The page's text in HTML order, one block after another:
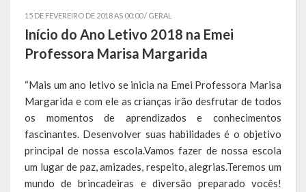
Administração
Administrações Anteriores
Secretarias
Estrutura e Competências
Educação e Cultura
Obras e Viação
15 DE FEVEREIRO DE 2018 AS 00:00 / GERAL
Início do Ano Letivo 2018 na Emei
Professora Marisa Margarida
“Mais um ano letivo se inicia na Emei Professora Marisa
Margarida e com ele as crianças irão desfrutar de todos
os momentos de aprendizados e conhecimentos
fascinantes. Desenvolver suas habilidades é o objetivo
principal de nossa escola.Vamos fazer de nossa escola
um lugar de paz, amizades, respeito, alegrias.Teremos um
mundo de brincadeiras e diversão preparado vocês!